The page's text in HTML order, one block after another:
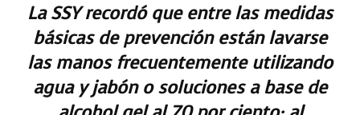
La SSY recordó que entre las medidas
básicas de prevención están lavarse
las manos frecuentemente utilizando
agua y jabón o soluciones a base de